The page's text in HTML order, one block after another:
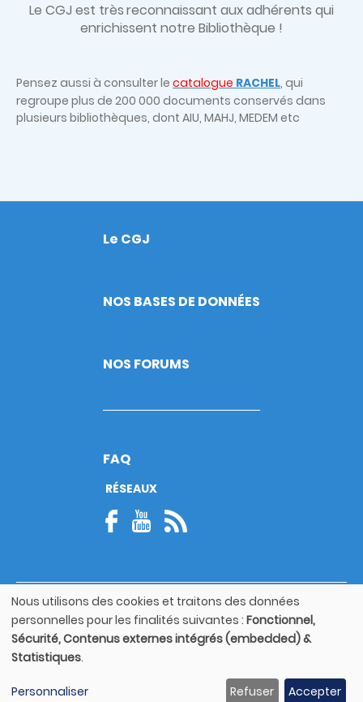
Le CGJ est trèsreconnaissant aux adhérents qui
enrichissent notre Bibliothèque !
Pensez aussi à consulter le catalogue RACHEL, qui
regroupe plus de 200 000 documents conservés dans
plusieurs bibliothèques, dont AIU, MAHJ, MEDEM etc
Footer
Le CGJ
NOS BASES DE DONNÉES
NOS FORUMS
FAQ
RÉSEAUX
© Copyright 2026
Footer
bottom
Mentions légales
Utilisation
des
données
personnelles
et
Nous utilisons des cookies et traitons des données
personnelles pour les finalités suivantes : Fonctionnel,
Sécurité, Contenus externes intégrés (embedded) &
Statistiques.
Personnaliser Refuser Accepter